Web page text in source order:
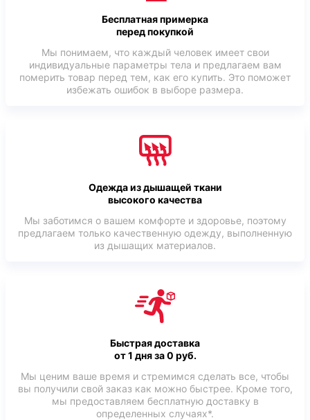
Бесплатная примерка
перед покупкой
Мы понимаем, что каждый человек имеет свои
индивидуальные параметры тела и предлагаем вам
померить товар перед тем, как его купить. Это поможет
избежать ошибок в выборе размера.
Одежда из дышащей ткани
высокого качества
Мы заботимся о вашем комфорте и здоровье, поэтому
предлагаем только качественную одежду, выполненную
из дышащих материалов.
Быстрая доставка
от 1 дня за 0 руб.
Мы ценим ваше время и стремимся сделать все, чтобы
вы получили свой заказ как можно быстрее. Кроме того,
мы предоставляем бесплатную доставку в
определенных случаях*.